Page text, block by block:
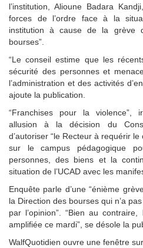
l’institution, Alioune Badara
forces de l’ordre face à la
institution à cause de la grève
bourses”.
“Le conseil estime que les
sécurité des personnes et
l’administration et des activités
ajoute la publication.
“Franchises pour la violence”,
allusion à la décision du
d’autoriser “le Recteur à requérir
sur le campus pédagogique
personnes, des biens et la
situation de l’UCAD avec les
Enquête parle d’une “énième
la Direction des bourses qui n’a
par l’opinion”. “Bien au
amplifiée ce mardi”, se désole la
WalfQuotidien ouvre une fenêtre